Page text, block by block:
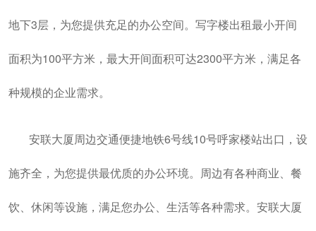
地下3层，为您提供充足的办公空间。写字楼出租最小开间
面积为100平方米，最大开间面积可达2300平方米，满足各
种规模的企业需求。
安联大厦周边交通便捷地铁6号线10号呼家楼站出口，设
施齐全，为您提供最优质的办公环境。周边有各种商业、餐
饮、休闲等设施，满足您办公、生活等各种需求。安联大厦